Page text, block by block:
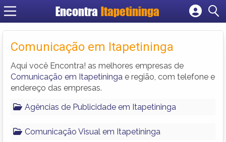
Encontra Itapetininga
Cadastrar empresa
Criar conta
Comunicação em Itapetininga
Aqui você Encontra! as melhores empresas de
Comunicação em Itapetininga e região, com telefone e
endereço das empresas.
Agências de Publicidade em Itapetininga
Comunicação Visual em Itapetininga